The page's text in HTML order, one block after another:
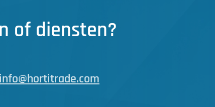
of diensten?
info@hortitrade.com